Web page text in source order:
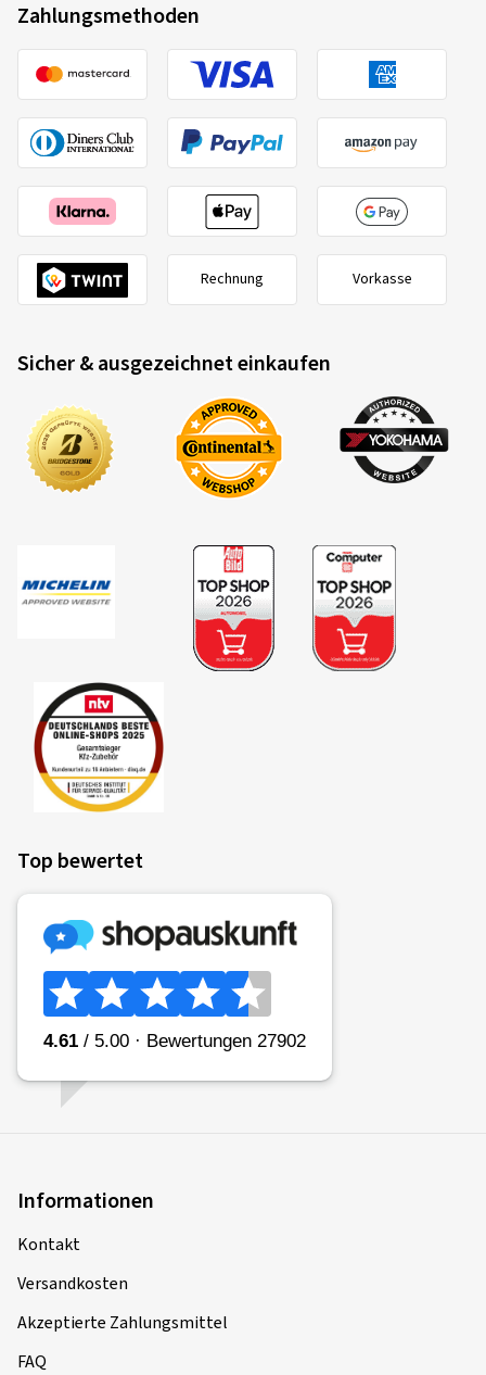
Zahlungsmethoden
Rechnung Vorkasse
Sicher & ausgezeichnet einkaufen
Top bewertet
Informationen
Kontakt
Versandkosten
Akzeptierte Zahlungsmittel
FAQ